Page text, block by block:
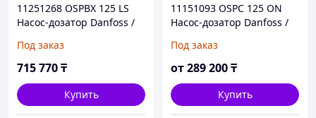
11251268 OSPBX 125 LS
Насос-дозатор Danfoss /
Под заказ
715 770₸
Купить
11151093 OSPC 125 ON
Насос-дозатор Danfoss /
Под заказ
от289 200₸
Купить